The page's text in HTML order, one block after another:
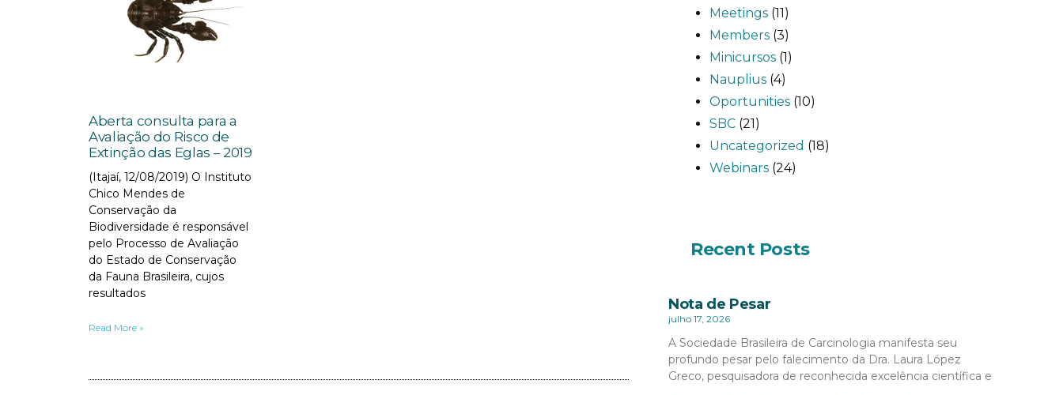
Aberta consulta para a
Avaliação do Risco de
Extinção das Eglas – 2019
(Itajaí, 12/08/2019) O Instituto
Chico Mendes de
Conservação da
Biodiversidade é responsável
pelo Processo de Avaliação
do Estado de Conservação
da Fauna Brasileira, cujos
resultados
Read More »
Meetings(11)
Members(3)
Minicursos(1)
Nauplius(4)
Oportunities(10)
SBC(21)
Uncategorized (18)
Webinars(24)
Recent Posts
Nota de Pesar
julho 17, 2026
A Sociedade Brasileira de Carcinologia manifesta seu
profundo pesar pelo falecimento da Dra. Laura López
Greco, pesquisadora de reconhecida excelência científica e